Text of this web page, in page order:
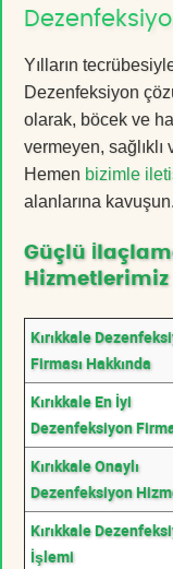
Yılların
Dezenfeksiyon
olarak, böcek ve
vermeyen, sağlıklı
Hemen bizimle
alanlarına kavuşun.
Güçlü
Hizmetlerimiz
Kırıkkale
Firması Hakkında
Kırıkkale En İyi
Dezenfeksiyon
Kırıkkale Onaylı
Dezenfeksiyon
Kırıkkale
İşlemi